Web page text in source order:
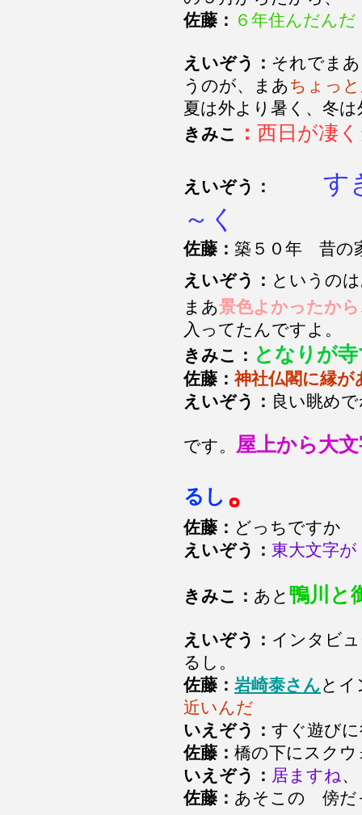
佐藤： ６年住んだんだ
えいぞう： それでま
うのが、まあ ちょっ
夏は外より暑く、冬
きみこ
： 西日が凄
えいぞう：
す
～く
佐藤： 築５０年 昔の
えいぞう： というの
まあ景色よかったから
入ってたんですよ。
きみこ： となりが
佐藤：神社仏閣に縁が
えいぞう： 良い眺め
です。 屋上から大
るし 。
佐藤： どっちですか
えいぞう： 東大文字が
きみこ： あと 鴨川と
えいぞう： インタビ
るし。
佐藤： 岩崎泰さんと
近いんだ
いえぞう： すぐ遊び
佐藤： 橋の下にスク
いえぞう： 居ますね、
佐藤： あそこの 傍だ